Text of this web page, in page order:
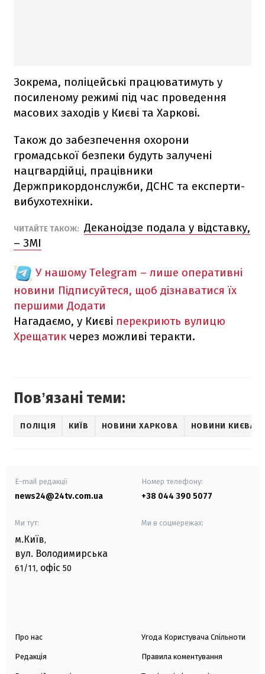
Зокрема, поліцейські працюватимуть у
посиленому режимі під час проведення
масових заходів у Києві та Харкові.
Також до забезпечення охорони
громадської безпеки будуть залучені
нацгвардійці, працівники
Держприкордонслужби, ДСНС та експерти-
вибухотехніки.
ЧИТАЙТЕ ТАКОЖ: Деканоідзе подала у відставку,
– ЗМІ
У нашому Telegram – лише оперативні
новини Підписуйтеся, щоб дізнаватися їх
першими Додати
Нагадаємо, у Києві перекриють вулицю
Хрещатик через можливі теракти.
Повʼязані теми:
ПОЛІЦІЯ КИЇВ НОВИНИ ХАРКОВА НОВИНИ КИЄВА
E-mail редакції
news24@24tv.com.ua
Номер телефону:
+38 044 390 5077
Ми тут:
м.Київ,
вул. Володимирська
61/11, офіс 50
Ми в соцмережах:
Про нас
Редакція
Угода Користувача Спільноти
Правила коментування